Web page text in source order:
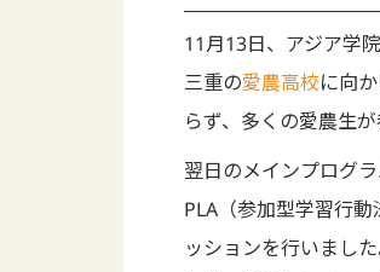
11月13日、アジア学
三重の愛農高校に向
らず、多くの愛農生
翌日のメインプログ
PLA（参加型学習行
ッションを行いまし